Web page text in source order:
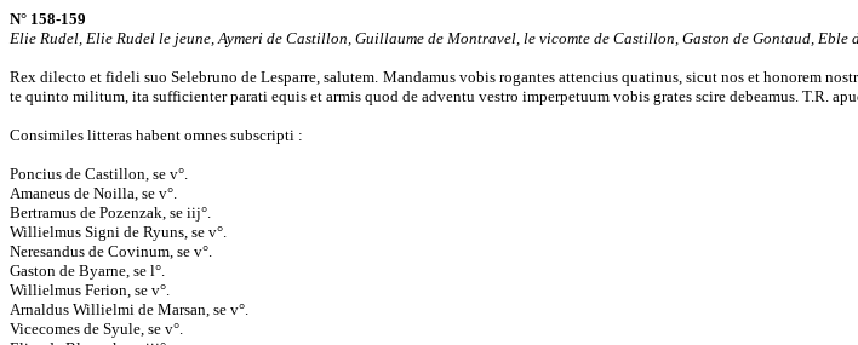
N° 158-159
Elie Rudel, Elie Rudel le jeune, Aymeri de Castillon, Guillaume de Montravel, le vicomte de Castillon, Gaston de Gontaud, Eble
Rex dilecto et fideli suo Selebruno de Lesparre, salutem. Mandamus vobis rogantes attencius quatinus, sicut nos et honorem
te quinto militum, ita sufficienter parati equis et armis quod de adventu vestro imperpetuum vobis grates scire debeamus. T.R.
Consimiles litteras habent omnes subscripti :
Poncius de Castillon, se v°.
Amaneus de Noilla, se v°.
Bertramus de Pozenzak, se iij°.
Willielmus Signi de Ryuns, se v°.
Neresandus de Covinum, se v°.
Gaston de Byarne, se l°.
Willielmus Ferion, se v°.
Arnaldus Willielmi de Marsan, se v°.
Vicecomes de Syule, se v°.